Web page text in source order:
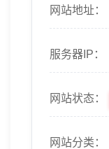
网站地址：
服务器IP：
网站状态：
网站分类：